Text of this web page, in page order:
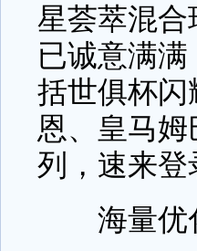
星荟萃混
已诚意满
括世俱杯
恩、皇马
列，速来
海量优